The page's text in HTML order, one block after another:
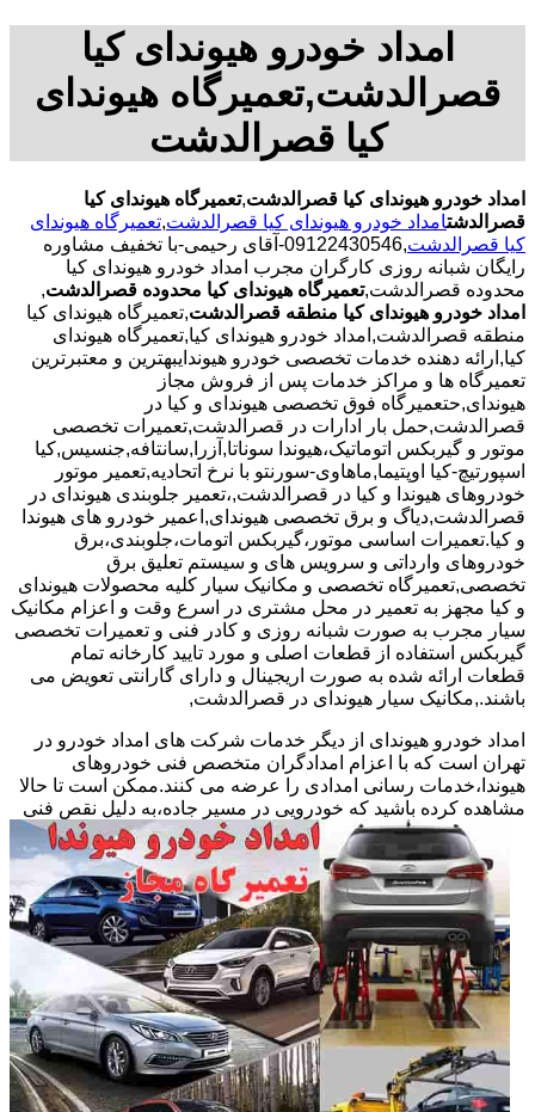
امداد خودرو هیوندای کیا
قصرالدشت,تعمیرگاه هیوندای
کیا قصرالدشت
امداد خودرو هیوندای کیا قصرالدشت,تعمیرگاه هیوندای کیا
قصرالدشتامداد خودرو هیوندای کیا قصرالدشت,تعمیرگاه هیوندای
کیا قصرالدشت
,09122430546-آقای رحیمی-با تخفیف مشاوره
رایگان شبانه روزی کارگران مجرب امداد خودرو هیوندای کیا
محدوده قصرالدشت,تعمیرگاه هیوندای کیا محدوده قصرالدشت,
امداد خودرو هیوندای کیا منطقه قصرالدشت,تعمیرگاه هیوندای کیا
منطقه قصرالدشت,امداد خودرو هیوندای کیا,تعمیرگاه هیوندای
کیا,ارائه دهنده خدمات تخصصی خودرو هیوندایبهترین و معتبرترین
تعمیرگاه ها و مراکز خدمات پس از فروش مجاز
هیوندای,حتعمیرگاه فوق تخصصی هیوندای و کیا در
قصرالدشت,حمل بار ادارات در قصرالدشت,تعمیرات تخصصی
موتور و گیربکس اتوماتیک،هیوندا سوناتا,آزرا,سانتافه,جنسیس,کیا
اسپورتیچ-کیا اوپتیما‌,ماهاوی-سورنتو با نرخ اتحادیه,تعمیر موتور
خودروهای هیوندا و کیا در قصرالدشت,،تعمیر جلوبندی هیوندای در
قصرالدشت,دیاگ و برق تخصصی هیوندای,اعمیر خودرو های هیوندا
و کیا.تعمیرات اساسی موتور،گیربکس اتومات،جلوبندی،برق
خودروهای وارداتی و سرویس های و سیستم تعلیق برق
تخصصی,تعمیرگاه تخصصی و مکانیک سیار کلیه محصولات هیوندای
و کیا مجهز به تعمیر در محل مشتری در اسرع وقت و اعزام مکانیک
سیار مجرب به صورت شبانه روزی و کادر فنی و تعمیرات تخصصی
گیربکس استفاده از قطعات اصلی و مورد تایید کارخانه تمام
قطعات ارائه شده به صورت اریجینال و دارای گارانتی تعویض می
باشند.,مکانیک سیار هیوندای در قصرالدشت,
امداد خودرو هیوندای از دیگر خدمات شرکت های امداد خودرو در
تهران است که با اعزام امدادگران متخصص فنی خودروهای
هیوندا،خدمات رسانی امدادی را عرضه می کنند.ممکن است تا حالا
مشاهده کرده باشید که خودرویی در مسیر جاده،به دلیل نقص فنی